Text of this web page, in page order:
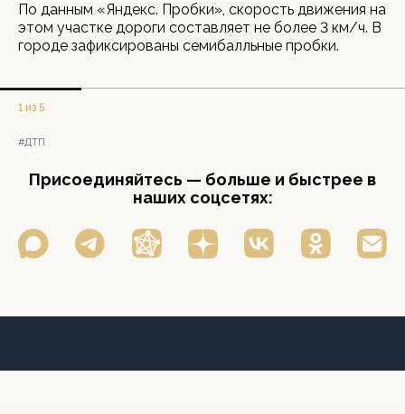
По данным «Яндекс. Пробки», скорость движения на
этом участке дороги составляет не более 3 км/ч. В
городе зафиксированы семибалльные пробки.
1 из 5
#ДТП
Присоединяйтесь — больше и быстрее в
наших соцсетях: